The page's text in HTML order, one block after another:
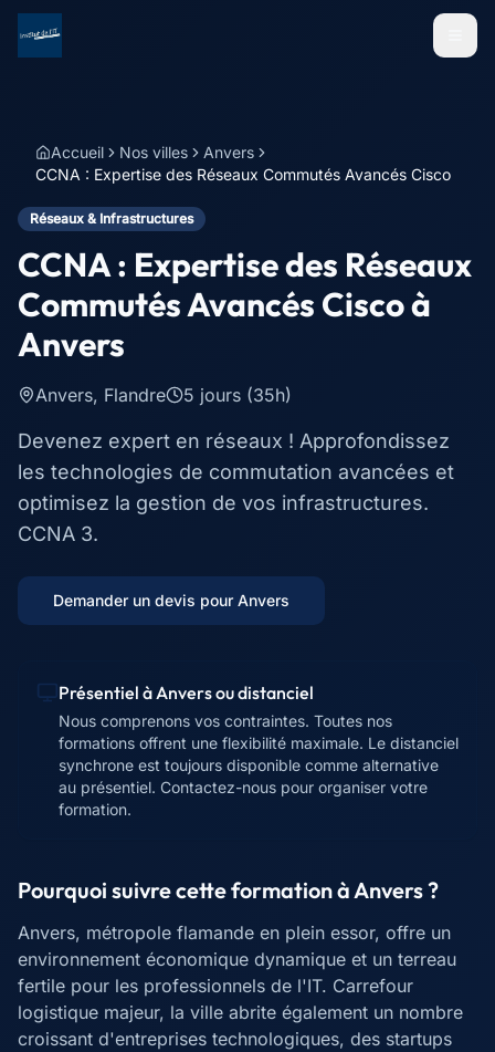
Menu
Accueil Nos villes
Anvers
CCNA : Expertise des Réseaux Commutés Avancés Cisco
Réseaux & Infrastructures
CCNA : Expertise des Réseaux
Commutés Avancés Ciscoà
Anvers
Anvers, Flandre 5 jours (35h)
Devenez expert en réseaux ! Approfondissez
les technologies de commutation avancées et
optimisez la gestion de vos infrastructures.
CCNA 3.
Demander un devis pour Anvers
Présentiel àAnversou distanciel
Nous comprenons vos contraintes. Toutes nos
formations offrent une flexibilité maximale. Le distanciel
synchrone est toujours disponible comme alternative
au présentiel. Contactez-nous pour organiser votre
formation.
Pourquoi suivre cette formation àAnvers?
Anvers, métropole flamande en plein essor, offre un
environnement économique dynamique et un terreau
fertile pour les professionnels de l'IT. Carrefour
logistique majeur, la ville abrite également un nombre
croissant d'entreprises technologiques, des startups